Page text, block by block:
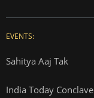
EVENTS:
Sahitya Aaj Tak
India Today Conclave